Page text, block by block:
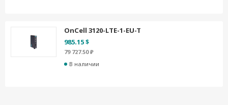
OnCell 3120-LTE-1-EU-T
985.15 $
79 727.50 ₽
В наличии